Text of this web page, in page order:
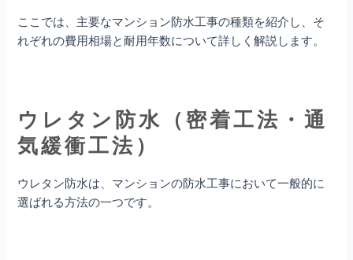
ここでは、主要なマンション防水工事の種類を紹介し、そ
れぞれの費用相場と耐用年数について詳しく解説します。
ウレタン防水（密着工法・通
気緩衝工法）
ウレタン防水は、マンションの防水工事において一般的に
選ばれる方法の一つです。